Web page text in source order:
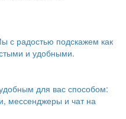
с радостью подскажем как
и удобными.
для вас способом:
мессенджеры и чат на